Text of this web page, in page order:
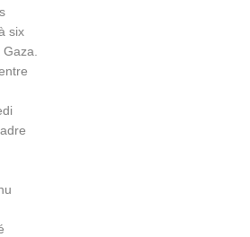
six